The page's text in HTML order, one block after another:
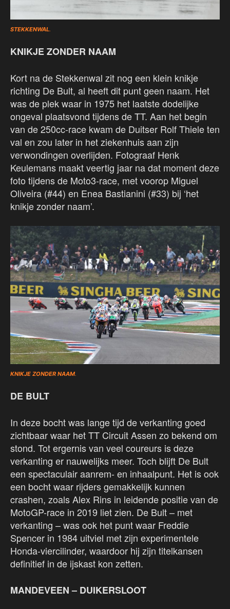
STEKKENWAL.
KNIKJE ZONDER NAAM
Kort na de Stekkenwal zit nog een klein knikje
richting De Bult, al heeft dit punt geen naam. Het
was de plek waar in 1975 het laatste dodelijke
ongeval plaatsvond tijdens de TT. Aan het begin
van de 250cc-race kwam de Duitser Rolf Thiele ten
val en zou later in het ziekenhuis aan zijn
verwondingen overlijden. Fotograaf Henk
Keulemans maakt veertig jaar na dat moment deze
foto tijdens de Moto3-race, met voorop Miguel
Oliveira (#44) en Enea Bastianini (#33) bij ‘het
knikje zonder naam’.
KNIKJE ZONDER NAAM.
DE BULT
In deze bocht was lange tijd de verkanting goed
zichtbaar waar het TT Circuit Assen zo bekend om
stond. Tot ergernis van veel coureurs is deze
verkanting er nauwelijks meer. Toch blijft De Bult
een spectaculair aanrem- en inhaalpunt. Het is ook
een bocht waar rijders gemakkelijk kunnen
crashen, zoals Alex Rins in leidende positie van de
MotoGP-race in 2019 liet zien. De Bult – met
verkanting – was ook het punt waar Freddie
Spencer in 1984 uitviel met zijn experimentele
Honda-viercilinder, waardoor hij zijn titelkansen
definitief in de ijskast kon zetten.
MANDEVEEN – DUIKERSLOOT